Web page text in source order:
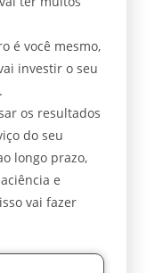
é você mesmo,
investir o seu
os resultados
do seu
longo prazo,
e
vai fazer